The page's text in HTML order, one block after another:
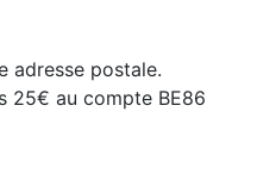
adresse postale.
25€ au compte BE86